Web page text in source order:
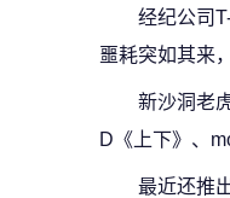
经纪公司
噩耗突如其来
新沙洞老
D《上下》、
最近还推